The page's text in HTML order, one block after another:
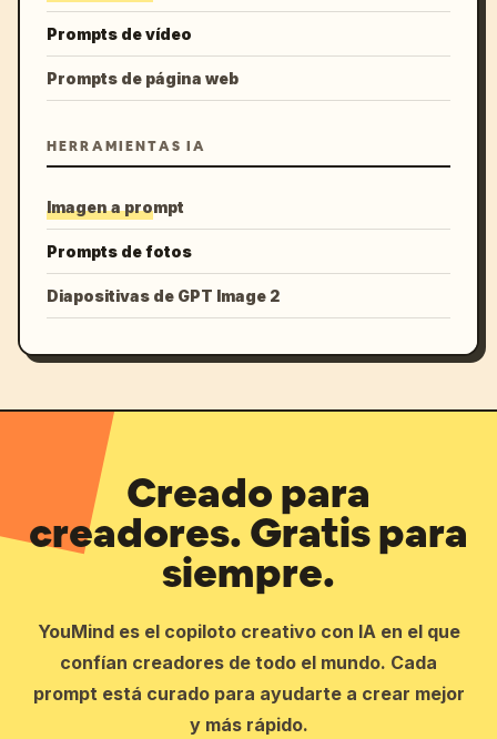
Prompts de vídeo
Prompts de página web
HERRAMIENTAS IA
Imagen a prompt
Prompts de fotos
Diapositivas de GPT Image 2
Creado para
creadores. Gratis para
siempre.
YouMind es el copiloto creativo con IA en el que
confían creadores de todo el mundo. Cada
prompt está curado para ayudarte a crear mejor
y más rápido.